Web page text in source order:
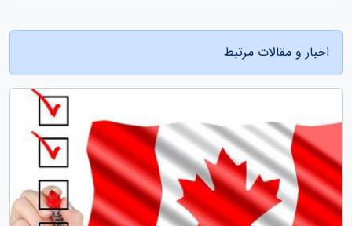
اخبار و مقالات مرتبط